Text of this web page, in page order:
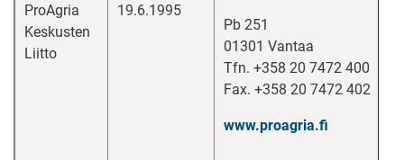
ProAgria
Keskusten
Liitto
19.6.1995
Pb 251
01301 Vantaa
Tfn. +358 20 7472 400
Fax. +358 20 7472 402
www.proagria.fi